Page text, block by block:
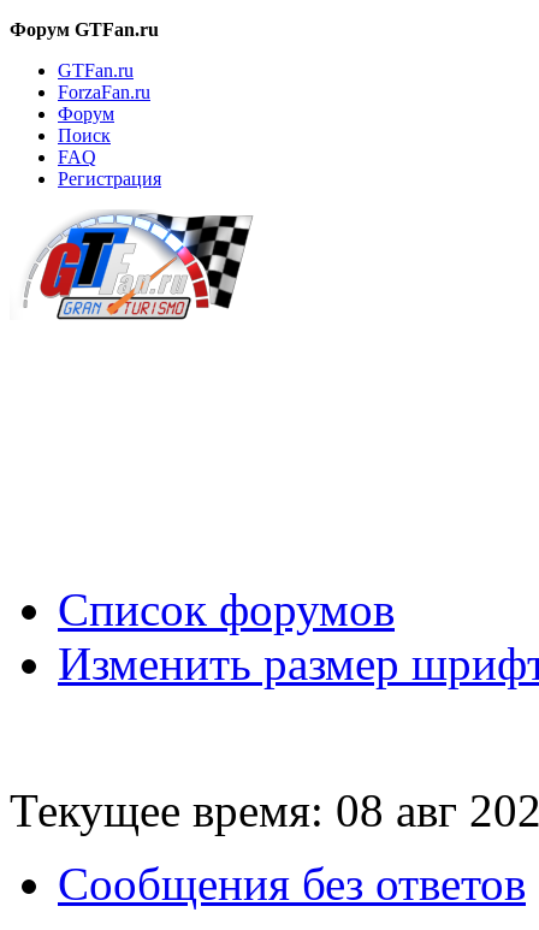
Форум GTFan.ru
GTFan.ru
ForzaFan.ru
Форум
Поиск
FAQ
Регистрация
Список форумов
Изменить размер
Текущее время: 08 авг
Сообщения без ответов